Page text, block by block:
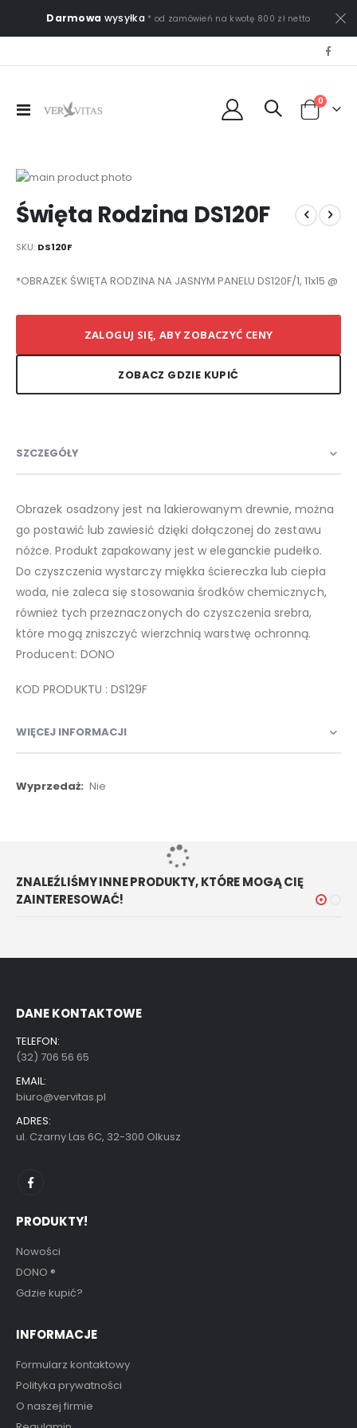
Darmowa wysyłka * od zamówień na kwotę 800 zł netto
Przełącznik
Cart
0
Przejdź
koniec
galerii
na
początek
galerii
Święta Rodzina DS120F
SKU DS120F
Elementy
*OBRAZEK ŚWIĘTA RODZINA NA JASNYM PANELU DS120F/1, 11x15 @
ZALOGUJ SIĘ, ABY ZOBACZYĆ CENY
ZOBACZ GDZIE KUPIĆ
SZCZEGÓŁY
Obrazek osadzony jest na lakierowanym drewnie, można
go postawić lub zawiesić dzięki dołączonej do zestawu
nóżce. Produkt zapakowany jest w eleganckie pudełko.
Do czyszczenia wystarczy miękka ściereczka lub ciepła
woda, nie zaleca się stosowania środków chemicznych,
również tych przeznaczonych do czyszczenia srebra,
które mogą zniszczyć wierzchnią warstwę ochronną.
Producent: DONO
KOD PRODUKTU : DS129F
WIĘCEJ INFORMACJI
Więcej
Nie
ZNALEŹLIŚMY INNE PRODUKTY, KTÓRE MOGĄ CIĘ
ZAINTERESOWAĆ!
DANE KONTAKTOWE
TELEFON:
(32) 706 56 65
EMAIL:
biuro@vervitas.pl
ADRES:
ul. Czarny Las 6C, 32-300 Olkusz
PRODUKTY!
Nowości
DONO ®
Gdzie kupić?
INFORMACJE
Formularz kontaktowy
Polityka prywatności
O naszej firmie